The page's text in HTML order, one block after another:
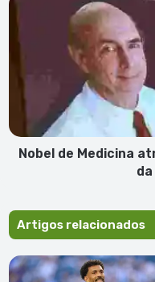
da
hepatite
Nobel de Medicina
Artigos relacionados